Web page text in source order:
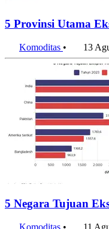
5 Provinsi Utama
Komoditas • 13
5 Negara Tujuan
Komoditas • 11